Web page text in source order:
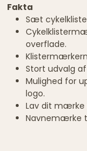
Fakta
Sæt
overflade.
Stort udvalg
Mulighed for
logo.
Lav dit mærke
Navnemærke